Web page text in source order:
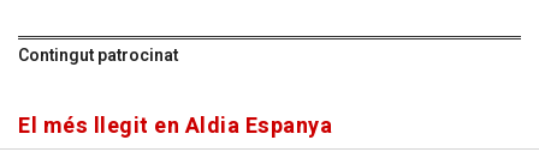
Contingut patrocinat
El més llegit en Aldia Espanya